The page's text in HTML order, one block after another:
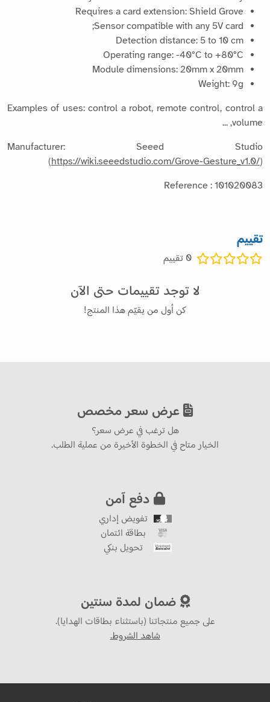
Requires a card extension: Shield Grove
Sensor compatible with any 5V card;
Detection distance: 5 to 10 cm
Operating range: -40°C to +80°C
Module dimensions: 20mm x 20mm
Weight: 9g
Examples of uses: control a robot, remote control, control a
volume, ...
Manufacturer: Seeed Studio
(https://wiki.seeedstudio.com/Grove-Gesture_v1.0/)
Reference : 101020083
تقييم
0 تقييم
لا توجد تقييمات حتى الآن
كن أول من يقيّم هذا المنتج!
عرض سعر مخصص
هل ترغب في عرض سعر؟
الخيار متاح في الخطوة الأخيرة من عملية الطلب.
دفع آمن
تفويض إداري
بطاقة ائتمان
تحويل بنكي
ضمان لمدة سنتين
على جميع منتجاتنا (باستثناء بطاقات الهدايا).
شاهد الشروط.